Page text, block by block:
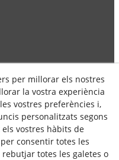
per millorar els nostres
la vostra experiència
vostres preferències i,
personalitzats segons
vostres hàbits de
per consentir totes les
rebutjar totes les galetes o